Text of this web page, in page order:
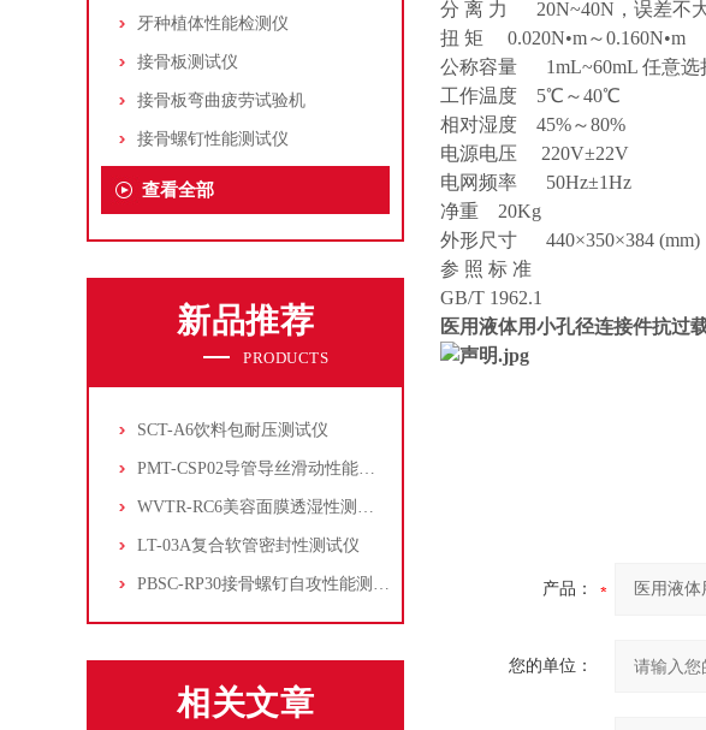
牙种植体性能检测仪
接骨板测试仪
接骨板弯曲疲劳试验机
接骨螺钉性能测试仪
查看全部
新品推荐
PRODUCTS
SCT-A6饮料包耐压测试仪
PMT-CSP02导管导丝滑动性能测试仪
WVTR-RC6美容面膜透湿性测试仪
LT-03A复合软管密封性测试仪
PBSC-RP30接骨螺钉自攻性能测试‌仪
相关文章
分 离 力 20N~40N，误差不大
扭 矩 0.020N•m～0.160N•m
公称容量 1mL~60mL 任意选
工作温度 5℃～40℃
相对湿度 45%～80%
电源电压 220V±22V
电网频率 50Hz±1Hz
净重 20Kg
外形尺寸 440×350×384 (mm)
参 照 标 准
GB/T 1962.1
医用液体用小孔径连接件抗过
产品：
您的单位：